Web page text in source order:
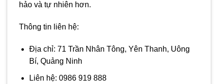
hảo và tự nhiên hơn.
Thông tin liên hệ:
Địa chỉ: 71 Trần Nhân Tông, Yên Thanh, Uông
Bí, Quảng Ninh
Liên hệ: 0986 919 888